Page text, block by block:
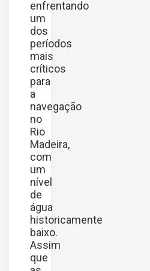
enfrentando
um
dos
períodos
mais
críticos
para
a
navegação
no
Rio
Madeira,
com
um
nível
de
água
historicamente
baixo.
Assim
que